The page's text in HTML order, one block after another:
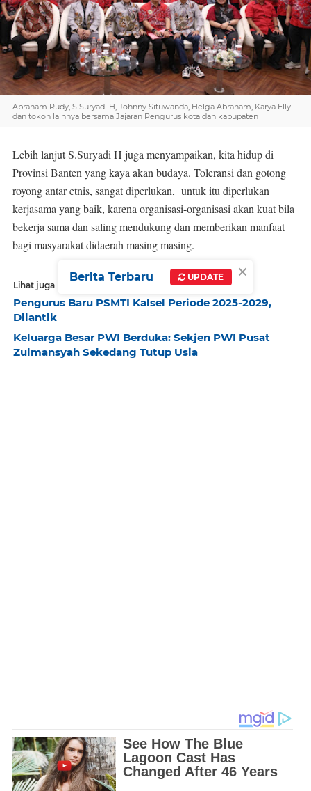
Abraham Rudy, S Suryadi H, Johnny Situwanda, Helga Abraham, Karya Elly
dan tokoh lainnya bersama Jajaran Pengurus kota dan kabupaten
Lebih lanjut S.Suryadi H juga menyampaikan, kita hidup di
Provinsi Banten yang kaya akan budaya. Toleransi dan gotong
royong antar etnis, sangat diperlukan, untuk itu diperlukan
kerjasama yang baik, karena organisasi-organisasi akan kuat bila
bekerja sama dan saling mendukung dan memberikan manfaat
bagi masyarakat didaerah masing masing.
Lihat juga
Pengurus Baru PSMTI Kalsel Periode 2025-2029,
Dilantik
Keluarga Besar PWI Berduka: Sekjen PWI Pusat
Zulmansyah Sekedang Tutup Usia
×
Berita Terbaru UPDATE